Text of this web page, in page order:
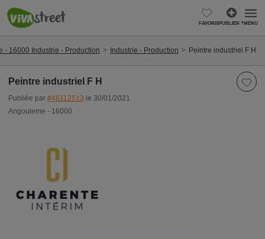
FAVORISPUBLIER ?MENU
- 16000 Industrie - Production Industrie - Production Peintre industriel F H
Peintre industriel F H
Publiée par #46112513 le 30/01/2021
Angouleme - 16000